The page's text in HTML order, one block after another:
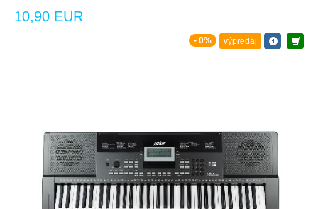
10,90 EUR
- 0% výpredaj